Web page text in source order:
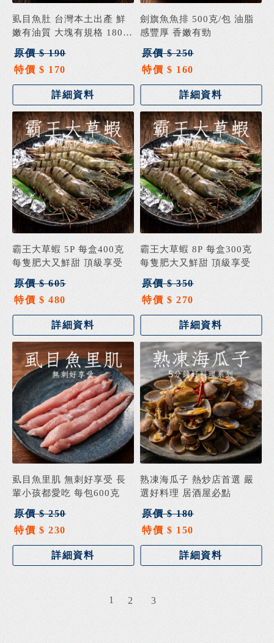
虱目魚肚 台灣本土出產 鮮
嫩有油質 大塊有規格 180克
±5%
原價 $ 190
特價 $ 170
詳細資料
劍旗魚魚排 500克/包 油脂
感豐厚 香嫩有勁
原價 $ 250
特價 $ 160
詳細資料
霸王大草蝦 5P 每盒400克
每隻肥大又鮮甜 頂級享受
原價 $ 605
特價 $ 480
詳細資料
霸王大草蝦 8P 每盒300克
每隻肥大又鮮甜 頂級享受
原價 $ 350
特價 $ 270
詳細資料
虱目魚里肌 無刺好享受 長
輩小孩都愛吃 每包600克
原價 $ 250
特價 $ 230
詳細資料
熟凍海瓜子 熱炒店首選 嚴
選好料理 居酒屋必點
原價 $ 180
特價 $ 150
詳細資料
1 2 3